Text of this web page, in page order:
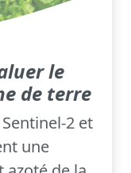
le
de terre
2 et
une